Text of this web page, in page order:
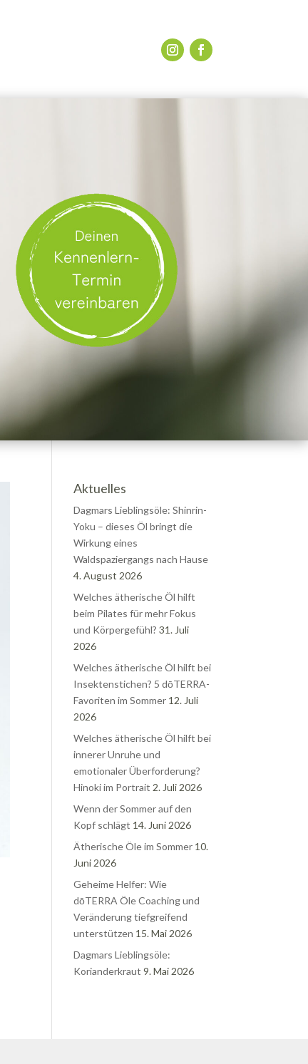
Aktuelles
Dagmars Lieblingsöle: Shinrin-
Yoku – dieses Öl bringt die
Wirkung eines
Waldspaziergangs nach Hause
4. August 2026
Welches ätherische Öl hilft
beim Pilates für mehr Fokus
und Körpergefühl? 31. Juli
2026
Welches ätherische Öl hilft bei
Insektenstichen? 5 dōTERRA-
Favoriten im Sommer 12. Juli
2026
Welches ätherische Öl hilft bei
innerer Unruhe und
emotionaler Überforderung?
Hinoki im Portrait 2. Juli 2026
Wenn der Sommer auf den
Kopf schlägt 14. Juni 2026
Ätherische Öle im Sommer 10.
Juni 2026
Geheime Helfer: Wie
dōTERRA Öle Coaching und
Veränderung tiefgreifend
unterstützen 15. Mai 2026
Dagmars Lieblingsöle:
Korianderkraut 9. Mai 2026